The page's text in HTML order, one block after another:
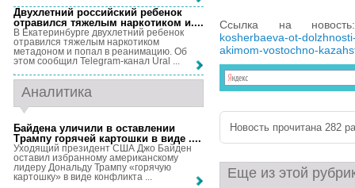
Ссылка на
kosherbaeva-ot-
akimom-vostochno-
Новость прочитана 282
Еще из этой
Двухлетний российский ребенок
отравился тяжелым наркотиком и....
В Екатеринбурге двухлетний ребенок
отравился тяжелым наркотиком
метадоном и попал в реанимацию. Об
этом сообщил Telegram-канал Ural ...
Аналитика
Байдена уличили в оставлении
Трампу горячей картошки в виде ....
Уходящий президент США Джо Байден
оставил избранному американскому
лидеру Дональду Трампу «горячую
картошку» в виде конфликта ...